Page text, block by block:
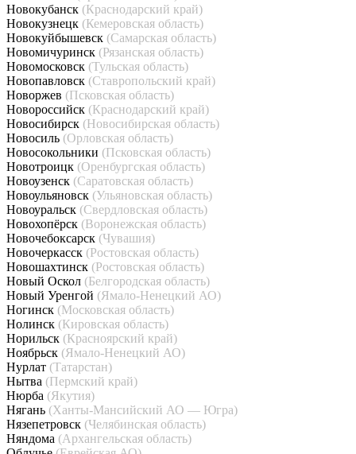
Новокубанск (Краснодарский край)
Новокузнецк (Кемеровская область)
Новокуйбышевск (Самарская область)
Новомичуринск (Рязанская область)
Новомосковск (Тульская область)
Новопавловск (Ставропольский край)
Новоржев (Псковская область)
Новороссийск (Краснодарский край)
Новосибирск (Новосибирская область)
Новосиль (Орловская область)
Новосокольники (Псковская область)
Новотроицк (Оренбургская область)
Новоузенск (Саратовская область)
Новоульяновск (Ульяновская область)
Новоуральск (Свердловская область)
Новохопёрск (Воронежская область)
Новочебоксарск (Чувашия)
Новочеркасск (Ростовская область)
Новошахтинск (Ростовская область)
Новый Оскол (Белгородская область)
Новый Уренгой (Ямало-Ненецкий АО)
Ногинск (Московская область)
Нолинск (Кировская область)
Норильск (Красноярский край)
Ноябрьск (Ямало-Ненецкий АО)
Нурлат (Татарстан)
Нытва (Пермский край)
Нюрба (Якутия)
Нягань (Ханты-Мансийский АО — Югра)
Нязепетровск (Челябинская область)
Няндома (Архангельская область)